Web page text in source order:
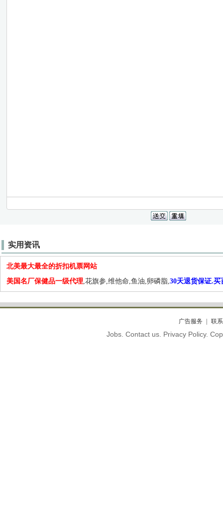
实用资讯
北美最大最全的折扣机票网站
美国名厂保健品一级代理,花旗参,维他命,鱼油,卵磷脂,30天退货保证.买
广告服务 联
Jobs. Contact us. Privacy Policy.